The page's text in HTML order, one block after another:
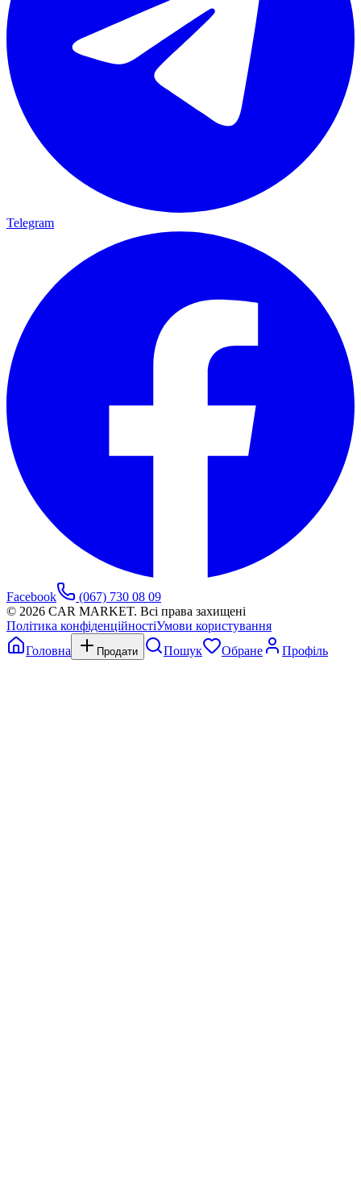
Telegram
Facebook
(067) 730 08 09
© 2026 CAR MARKET. Всі права захищені
Політика конфіденційностіУмови користування
Головна
Продати Пошук Обране Профіль